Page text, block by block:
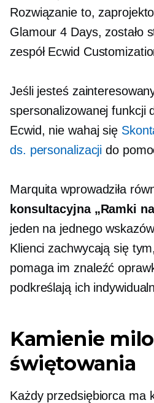
Rozwiązanie to,
Glamour 4 Days, zostało
zespół Ecwid
Jeśli jesteś
spersonalizowanej funkcji
Ecwid, nie wahaj się
ds. personalizacji do
Marquita wprowadziła
konsultacyjna „Ramki
jeden na jednego
Klienci zachwycają się
pomaga im znaleźć
podkreślają ich
Kamienie
świętowania
Każdy przedsiębiorca ma